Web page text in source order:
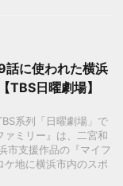
話に使われた横浜
TBS日曜劇場】
系列「日曜劇場」で
ァミリー』は、二宮和
市支援作品の『マイフ
ケ地に横浜市内のスポ